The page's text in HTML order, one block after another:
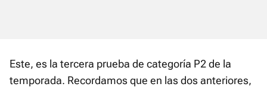
Este, es la tercera prueba de categoría P2 de la
temporada. Recordamos que en las dos anteriores,